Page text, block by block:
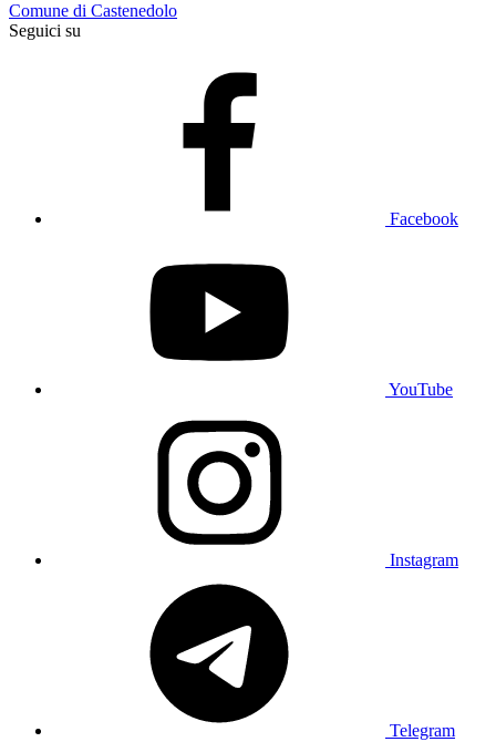
Comune di Castenedolo
Seguici su
Facebook
YouTube
Instagram
Telegram